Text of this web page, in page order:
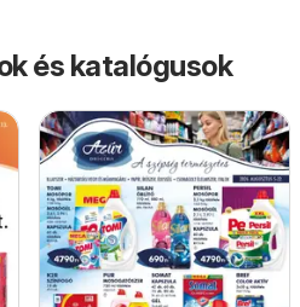
és katalógusok